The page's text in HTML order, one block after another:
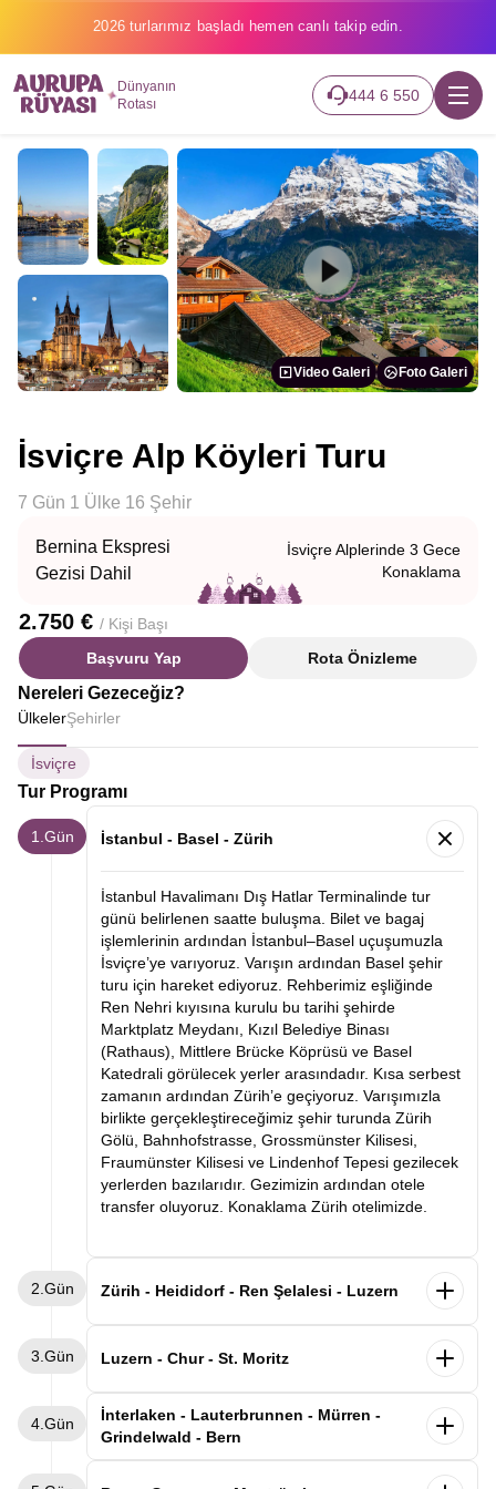
2026 turlarımız başladı hemen canlı takip edin.
Dünyanın
Rotası
444 6 550
Video Galeri Foto Galeri
İsviçre Alp Köyleri Turu
7 Gün 1 Ülke 16 Şehir
Bernina Ekspresi
Gezisi Dahil
İsviçre Alplerinde 3 Gece
Konaklama
2.750 € / Kişi Başı
Başvuru Yap
Rota Önizleme
Nereleri Gezeceğiz?
ÜlkelerŞehirler
İsviçre
Tur Programı
1.Gün İstanbul - Basel - Zürih
İstanbul Havalimanı Dış Hatlar Terminalinde tur
günü belirlenen saatte buluşma. Bilet ve bagaj
işlemlerinin ardından İstanbul–Basel uçuşumuzla
İsviçre’ye varıyoruz. Varışın ardından Basel şehir
turu için hareket ediyoruz. Rehberimiz eşliğinde
Ren Nehri kıyısına kurulu bu tarihi şehirde
Marktplatz Meydanı, Kızıl Belediye Binası
(Rathaus), Mittlere Brücke Köprüsü ve Basel
Katedrali görülecek yerler arasındadır. Kısa serbest
zamanın ardından Zürih’e geçiyoruz. Varışımızla
birlikte gerçekleştireceğimiz şehir turunda Zürih
Gölü, Bahnhofstrasse, Grossmünster Kilisesi,
Fraumünster Kilisesi ve Lindenhof Tepesi gezilecek
yerlerden bazılarıdır. Gezimizin ardından otele
transfer oluyoruz. Konaklama Zürih otelimizde.
2.Gün Zürih - Heididorf - Ren Şelalesi - Luzern
Köyü’ne (Heididorf) doğru yola çıkıyoruz.
Çocukluğumuzun sevilen çizgi filmi Heidi’nin geçtiği
müzesi bizleri bekliyor. Gezimizin ardından
Avrupa’nın en büyük şelalesi olan Ren Şelalesi
3.Gün Luzern - Chur - St. Moritz
Sabah kahvaltısının ardından Luzern şehir
turumuzu gerçekleştiriyoruz. Göl kıyısında kurulu
bu zarif şehirde Ahşap Şapel Köprüsü
4.Gün
İnterlaken - Lauterbrunnen - Mürren -
Grindelwald - Bern